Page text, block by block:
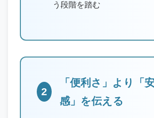
う段階を踏む
2
「便利さ」より「
感」を伝える